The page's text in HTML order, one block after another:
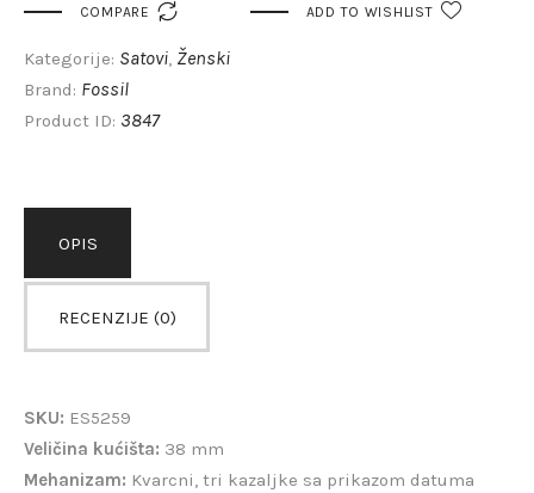
COMPARE  ADD TO WISHLIST
Kategorije: Satovi, Ženski
Brand: Fossil
Product ID: 3847
OPIS
RECENZIJE (0)
SKU: ES5259
Veličina kućišta: 38 mm
Mehanizam: Kvarcni, tri kazaljke sa prikazom datuma